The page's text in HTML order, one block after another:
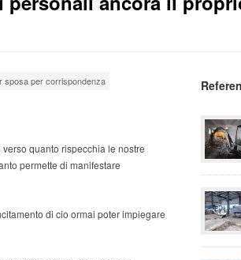
sposa per corrispondenza
quanto rispecchia le nostre
permette di manifestare
di cio ormai poter impiegare